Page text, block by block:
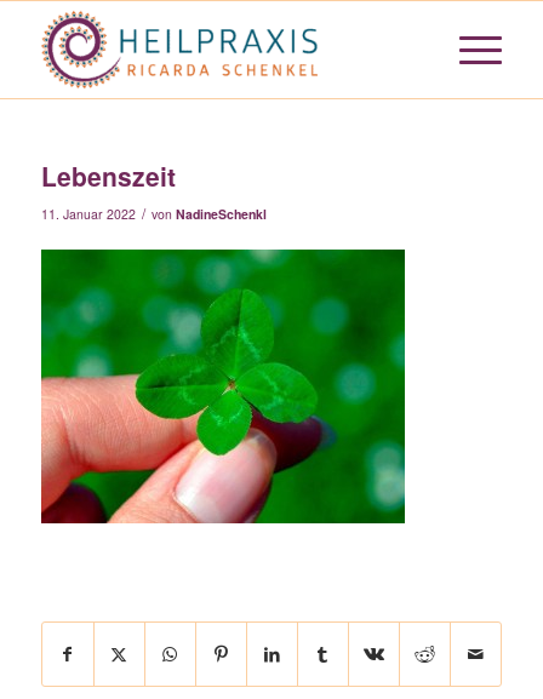
Lebenszeit
11. Januar 2022 / von NadineSchenkl